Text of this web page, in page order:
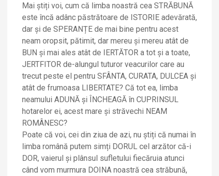
Mai știți voi, cum că limba noastră cea STRĂBUNĂ
este încă adânc păstrătoare de ISTORIE adevărată,
dar și de SPERANȚE de mai bine pentru acest
neam oropsit, pătimit, dar mereu și mereu atât de
BUN și mai ales atât de IERTĂTOR a tot și a toate,
JERTFITOR de-alungul tuturor veacurilor care au
trecut peste el pentru SFÂNTA, CURATA, DULCEA și
atât de frumoasa LIBERTATE? Că tot ea, limba
neamului ADUNĂ și ÎNCHEAGĂ în CUPRINSUL
hotarelor ei, acest mare și străvechi NEAM
ROMÂNESC?
Poate că voi, cei din ziua de azi, nu știți că numai în
limba română putem simți DORUL cel arzător că-i
DOR, vaierul și plânsul sufletului fiecăruia atunci
când vom murmura DOINA noastră cea străbună,